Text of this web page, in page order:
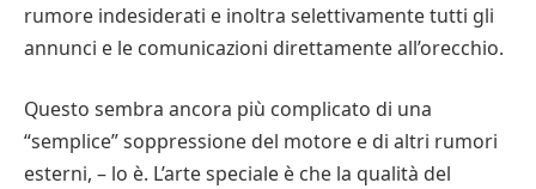
rumore indesiderati e inoltra selettivamente tutti gli
annunci e le comunicazioni direttamente all’orecchio.
Questo sembra ancora più complicato di una
“semplice” soppressione del motore e di altri rumori
esterni, – lo è. L’arte speciale è che la qualità del